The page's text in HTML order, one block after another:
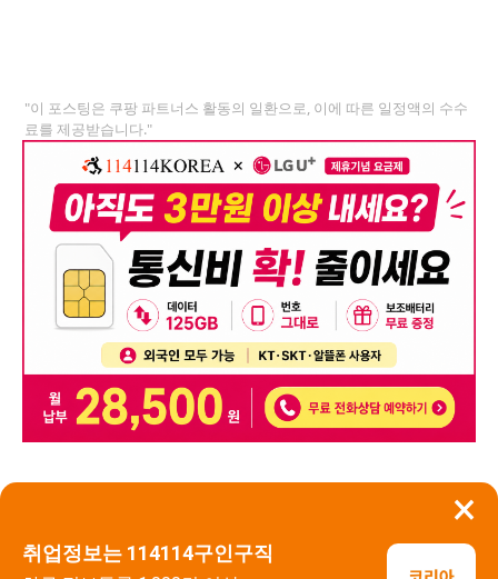
×
취업정보는 114114구인구직
"이 포스팅은 쿠팡 파트너스 활동의 일환으로, 이에 따른 일정액의 수수
료를 제공받습니다."